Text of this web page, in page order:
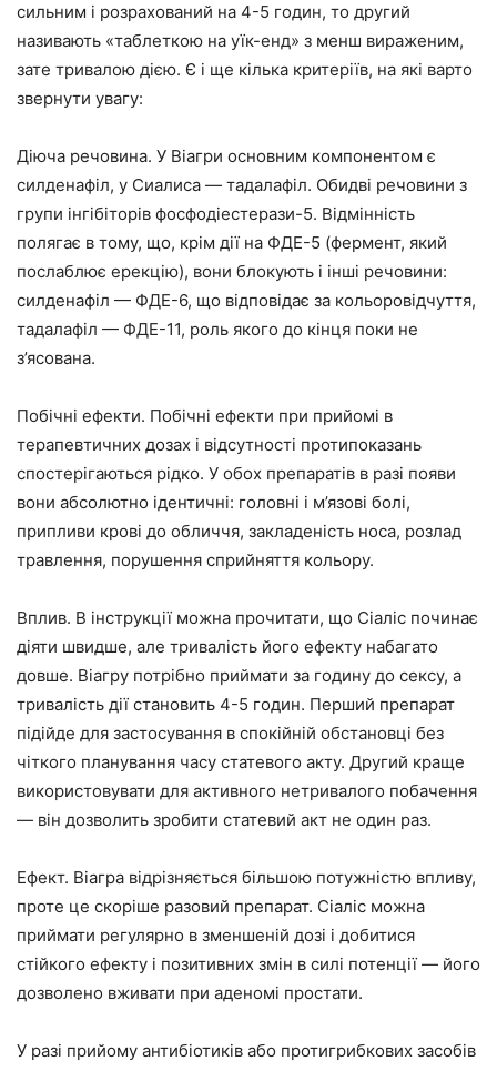
сильним і розрахований на 4-5 годин, то другий
називають «таблеткою на уїк-енд» з менш вираженим,
зате тривалою дією. Є і ще кілька критеріїв, на які варто
звернути увагу:
Діюча речовина. У Віагри основним компонентом є
силденафіл, у Сиалиса — тадалафіл. Обидві речовини з
групи інгібіторів фосфодіестерази-5. Відмінність
полягає в тому, що, крім дії на ФДЕ-5 (фермент, який
послаблює ерекцію), вони блокують і інші речовини:
силденафіл — ФДЕ-6, що відповідає за кольоровідчуття,
тадалафіл — ФДЕ-11, роль якого до кінця поки не
з’ясована.
Побічні ефекти. Побічні ефекти при прийомі в
терапевтичних дозах і відсутності протипоказань
спостерігаються рідко. У обох препаратів в разі появи
вони абсолютно ідентичні: головні і м’язові болі,
припливи крові до обличчя, закладеність носа, розлад
травлення, порушення сприйняття кольору.
Вплив. В інструкції можна прочитати, що Сіаліс починає
діяти швидше, але тривалість його ефекту набагато
довше. Віагру потрібно приймати за годину до сексу, а
тривалість дії становить 4-5 годин. Перший препарат
підійде для застосування в спокійній обстановці без
чіткого планування часу статевого акту. Другий краще
використовувати для активного нетривалого побачення
— він дозволить зробити статевий акт не один раз.
Ефект. Віагра відрізняється більшою потужністю впливу,
проте це скоріше разовий препарат. Сіаліс можна
приймати регулярно в зменшеній дозі і добитися
стійкого ефекту і позитивних змін в силі потенції — його
дозволено вживати при аденомі простати.
У разі прийому антибіотиків або протигрибкових засобів